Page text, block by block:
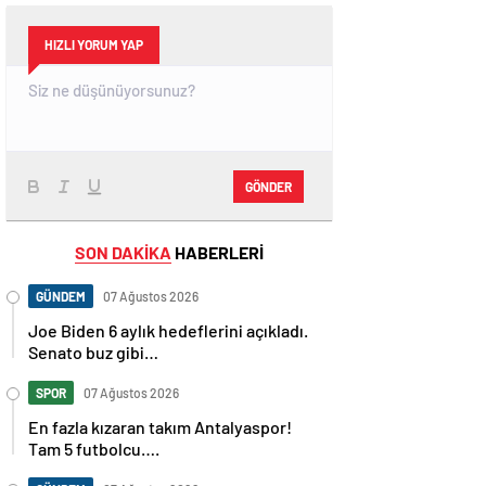
HIZLI YORUM YAP
GÖNDER
SON DAKİKA HABERLERİ
GÜNDEM 07 Ağustos 2026
Joe Biden 6 aylık hedeflerini açıkladı.
Senato buz gibi…
SPOR 07 Ağustos 2026
En fazla kızaran takım Antalyaspor!
Tam 5 futbolcu….